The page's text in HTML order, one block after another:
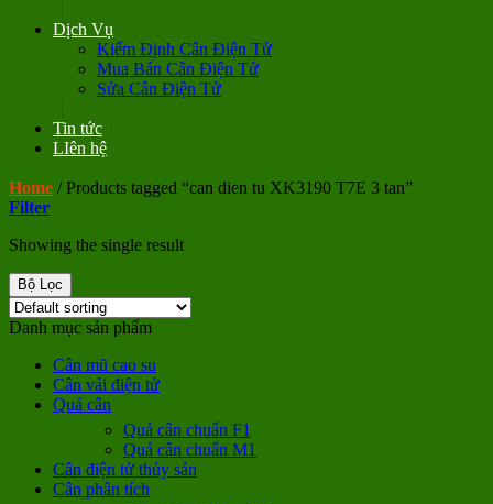
Dịch Vụ
Kiểm Định Cân Điện Tử
Mua Bán Cân Điện Tử
Sửa Cân Điện Tử
Tin tức
LIên hệ
Home /Products tagged “can dien tu XK3190 T7E 3 tan”
Filter
Showing the single result
Bộ Lọc
Danh mục sản phẩm
Cân mũ cao su
Cân vải điện tử
Quả cân
Quả cân chuẩn F1
Quả cân chuẩn M1
Cân điện tử thủy sản
Cân phân tích